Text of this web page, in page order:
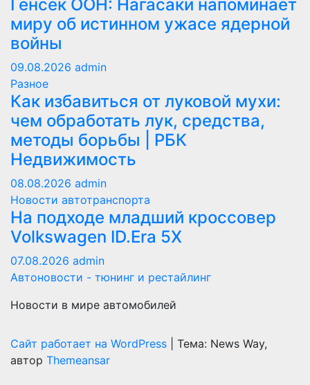
Генсек ООН: Нагасаки напоминает
миру об истинном ужасе ядерной
войны
09.08.2026 admin
Разное
Как избавиться от луковой мухи:
чем обработать лук, средства,
методы борьбы | РБК
Недвижимость
08.08.2026 admin
Новости автотранспорта
На подходе младший кроссовер
Volkswagen ID.Era 5X
07.08.2026 admin
Автоновости - тюнинг и рестайлинг
Новости в мире автомобилей
Сайт работает на WordPress
Тема: News Way,
автор Themeansar